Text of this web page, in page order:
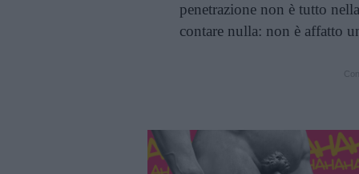
penetrazione non è tutto
contare nulla: non è affatto